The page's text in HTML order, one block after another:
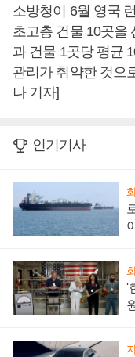
소방청이 6월 영국
초고층 건물 10곳을
과 건물 1곳당 평균
관리가 취약한 것으
나 기자]
인기기사
'